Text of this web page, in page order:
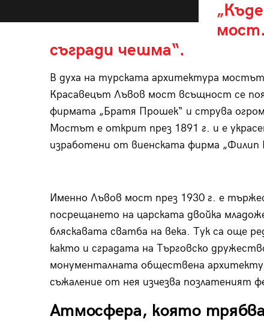
съгради чешма“.
В духа на турската архитектура
Красавецът Лъвов мост всъщност се
фирмата „Братя Прошек“ и струва
Мостът е открит през 1891 г. и е
изработени от виенската фирма „Филип
Именно Лъвов мост през 1930 г. е
посрещането на царската двойка
бляскавата сватба на века. Тук са още
както и сградата на Търговско
монументалната обществена
съжаление от нея изчезва позлатеният
Атмосфера, която